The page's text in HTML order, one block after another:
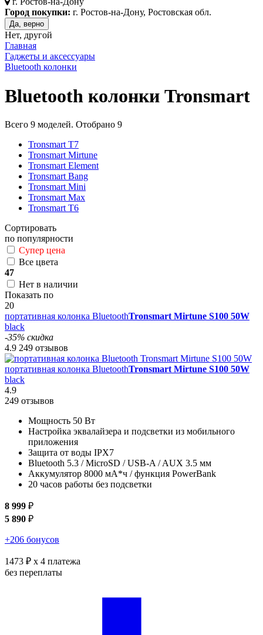
Город покупки: г. Ростов-на-Дону, Ростовская обл.
Да, верно
Нет, другой
Главная
Гаджеты и аксессуары
Bluetooth колонки
Bluetooth колонки Tronsmart
Всего 9 моделей. Отобрано 9
Tronsmart T7
Tronsmart Mirtune
Tronsmart Element
Tronsmart Bang
Tronsmart Mini
Tronsmart Max
Tronsmart T6
Сортировать
по популярности
Супер цена
Все цвета
47
Нет в наличии
Показать по
20
портативная колонка BluetoothTronsmart Mirtune S100 50W
black
-35% скидка
4.9 249 отзывов
портативная колонка BluetoothTronsmart Mirtune S100 50W
black
4.9
249 отзывов
Мощность 50 Вт
Настройка эквалайзера и подсветки из мобильного
приложения
Защита от воды IPX7
Bluetooth 5.3 / MicroSD / USB-A / AUX 3.5 мм
Аккумулятор 8000 мА*ч / функция PowerBank
20 часов работы без подсветки
8 999 ₽
5 890 ₽
+206 бонусов
1473 ₽ x 4 платежа
без переплаты